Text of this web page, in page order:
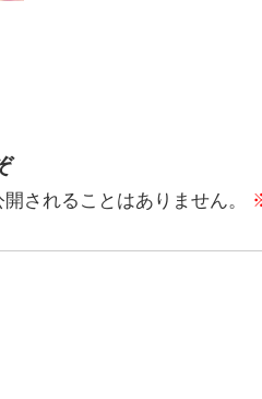
されることはありません。